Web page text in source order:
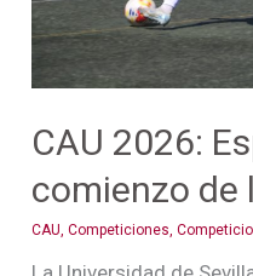
CAU 2026:
comienzo de
CAU,Competiciones,